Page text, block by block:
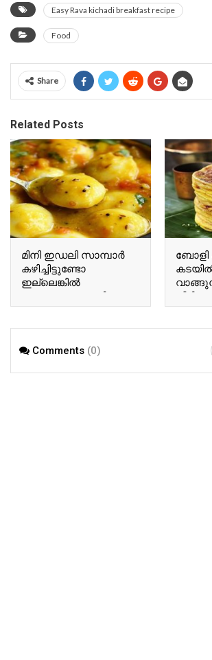
Easy Rava kichadi breakfast recipe
Food
Share
Related Posts
മിനി ഇഡലി സാമ്പാർ
കഴിച്ചിട്ടുണ്ടോ
ഇല്ലെങ്കിൽ
എന്തായാലും കഴിക്കണം
| Mini idly sambar
ബോളി
Home
Comments (0)